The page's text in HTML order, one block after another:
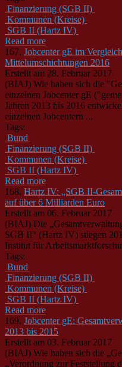
Finanzierung (SGB II)
Kommunen (Kreise)
SGB II (Hartz IV)
Read more
167. Jobcenter gE im
Mittelumschichtungen 2016
Erstellt am 28. Februar 2017
(BIAJ) Wie haben sich die
einzelnen Jobcenter gE
Jahren 2013 bis 2016
einzelnen Jobcentern ...
Tags:
Bund
Finanzierung (SGB II)
Kommunen (Kreise)
SGB II (Hartz IV)
Read more
168. Hartz IV: „SGB II-
auf über 6 Milliarden Euro
Erstellt am 06. Februar 2017
(BIAJ) Die
SGB II“ (Hartz IV) stiegen
Institut für
Tags:
Bund
Finanzierung (SGB II)
Kommunen (Kreise)
SGB II (Hartz IV)
Read more
169. Jobcenter gE:
2013 bis 2015
Erstellt am 03. Februar 2017
(BIAJ) Wie haben sich die
„Verordnung zur Feststellung